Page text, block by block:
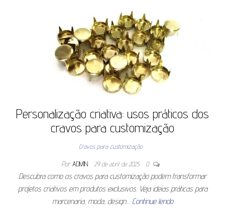
Personalização criativa: usos práticos dos
cravos para customização
Cravos para customização
Por ADMIN 29 de abril de 2025 0
Descubra como os cravos para customização podem transformar
projetos criativos em produtos exclusivos. Veja ideias práticas para
marcenaria, moda, design… Continue lendo